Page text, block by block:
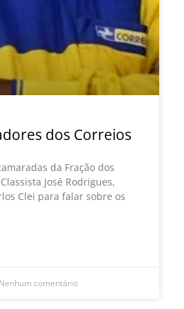
dos Correios
da Fração dos
José Rodrigues,
Clei para falar sobre os
Nenhum comentário